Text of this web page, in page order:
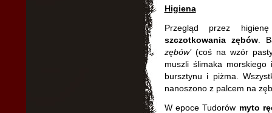
Higiena
Przegląd przez
szczotkowania zębów.
zębów’(coś na wzór
muszli ślimaka
bursztynu i piżma.
nanoszono z palcem na
W epoce Tudorów myto